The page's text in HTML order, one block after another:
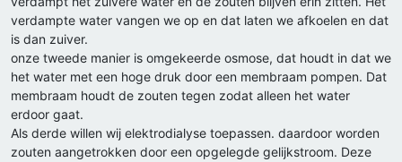
verdampte water vangen we op en dat laten we afkoelen en dat
is dan zuiver.
onze tweede manier is omgekeerde osmose, dat houdt in dat we
het water met een hoge druk door een membraam pompen. Dat
membraam houdt de zouten tegen zodat alleen het water
erdoor gaat.
Als derde willen wij elektrodialyse toepassen. daardoor worden
zouten aangetrokken door een opgelegde gelijkstroom. Deze